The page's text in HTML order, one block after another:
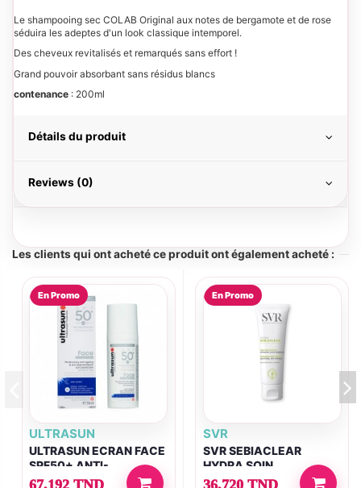
Le shampooing sec COLAB Original aux notes de bergamote et de rose
séduira les adeptes d'un look classique intemporel.
Des cheveux revitalisés et remarqués sans effort !
Grand pouvoir absorbant sans résidus blancs
contenance : 200ml
Détails du produit
Reviews (0)
Les clients qui ont acheté ce produit ont également acheté :
En Promo
ULTRASUN
ULTRASUN ECRAN FACE
SPF50+ ANTI-
PIGMENTATION 50ML
67,192 TND
En Promo
SVR
SVR SEBIACLEAR
HYDRA SOIN
REPARATEUR APAISANT
36,720 TND